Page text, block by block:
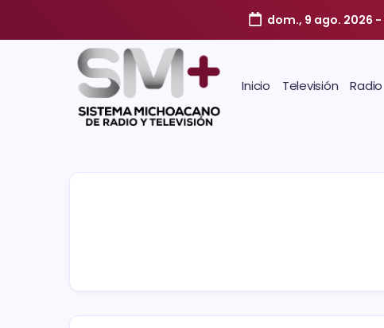
dom., 9 ago. 2026 -
Inicio Televisión Radio